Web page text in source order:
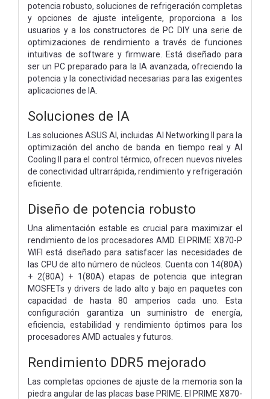
potencia robusto, soluciones de refrigeración completas
y opciones de ajuste inteligente, proporciona a los
usuarios y a los constructores de PC DIY una serie de
optimizaciones de rendimiento a través de funciones
intuitivas de software y firmware. Está diseñado para
ser un PC preparado para la IA avanzada, ofreciendo la
potencia y la conectividad necesarias para las exigentes
aplicaciones de IA.
Soluciones de IA
Las soluciones ASUS AI, incluidas AI Networking II para la
optimización del ancho de banda en tiempo real y AI
Cooling II para el control térmico, ofrecen nuevos niveles
de conectividad ultrarrápida, rendimiento y refrigeración
eficiente.
Diseño de potencia robusto
Una alimentación estable es crucial para maximizar el
rendimiento de los procesadores AMD. El PRIME X870-P
WIFI está diseñado para satisfacer las necesidades de
las CPU de alto número de núcleos. Cuenta con 14(80A)
+ 2(80A) + 1(80A) etapas de potencia que integran
MOSFETs y drivers de lado alto y bajo en paquetes con
capacidad de hasta 80 amperios cada uno. Esta
configuración garantiza un suministro de energía,
eficiencia, estabilidad y rendimiento óptimos para los
procesadores AMD actuales y futuros.
Rendimiento DDR5 mejorado
Las completas opciones de ajuste de la memoria son la
piedra angular de las placas base PRIME. El PRIME X870-